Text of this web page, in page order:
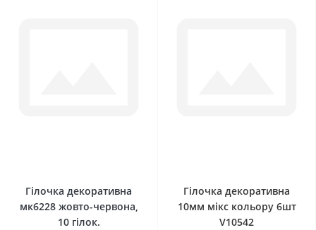
Гілочка декоративна
мк6228 жовто-червона,
10 гілок.
Гілочка декоративна
10мм мікс кольору 6шт
V10542